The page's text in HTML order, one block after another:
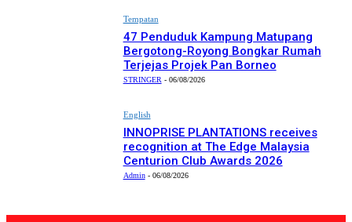
Tempatan
47 Penduduk Kampung Matupang
Bergotong-Royong Bongkar Rumah
Terjejas Projek Pan Borneo
STRINGER - 06/08/2026
English
INNOPRISE PLANTATIONS receives
recognition at The Edge Malaysia
Centurion Club Awards 2026
Admin - 06/08/2026